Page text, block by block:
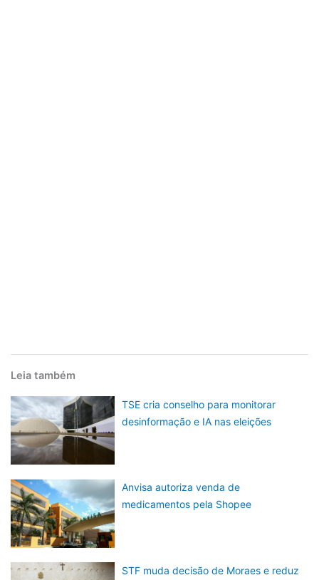
Leia também
TSE cria conselho para monitorar
desinformação e IA nas eleições
Anvisa autoriza venda de
medicamentos pela Shopee
STF muda decisão de Moraes e reduz